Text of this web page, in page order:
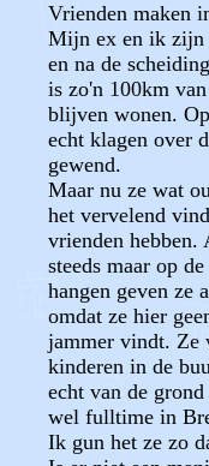
Vrienden maken
Mijn ex en ik zijn
en na de
is zo'n 100km
blijven wonen.
echt klagen over
gewend.
Maar nu ze wat
het vervelend
vrienden hebben.
steeds maar op
hangen geven ze
omdat ze hier
jammer vindt. Ze
kinderen in de
echt van de
wel fulltime in
Ik gun het ze zo